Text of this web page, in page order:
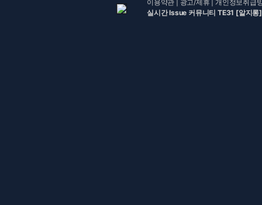
이용약관 광고/제휴 |개인정보취급
실시간 Issue 커뮤니티 TE31 [알지